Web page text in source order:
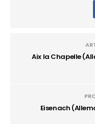
Aix la Chapelle
Eisenach